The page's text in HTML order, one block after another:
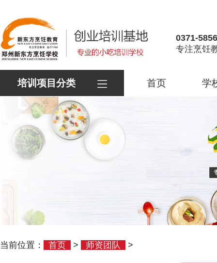
0371-
专注烹饪
培训项目分类 首页 学
当前位置： 首页 > 师资团队 >